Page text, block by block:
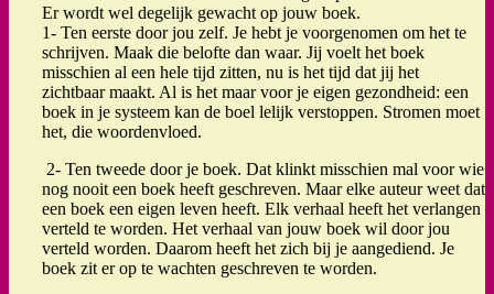
Er wordt wel degelijk gewacht op jouw boek.
1- Ten eerste door jou zelf. Je hebt je voorgenomen om het te
schrijven. Maak die belofte dan waar. Jij voelt het boek
misschien al een hele tijd zitten, nu is het tijd dat jij het
zichtbaar maakt. Al is het maar voor je eigen gezondheid: een
boek in je systeem kan de boel lelijk verstoppen. Stromen moet
het, die woordenvloed.
2- Ten tweede door je boek. Dat klinkt misschien mal voor wie
nog nooit een boek heeft geschreven. Maar elke auteur weet dat
een boek een eigen leven heeft. Elk verhaal heeft het verlangen
verteld te worden. Het verhaal van jouw boek wil door jou
verteld worden. Daarom heeft het zich bij je aangediend. Je
boek zit er op te wachten geschreven te worden.